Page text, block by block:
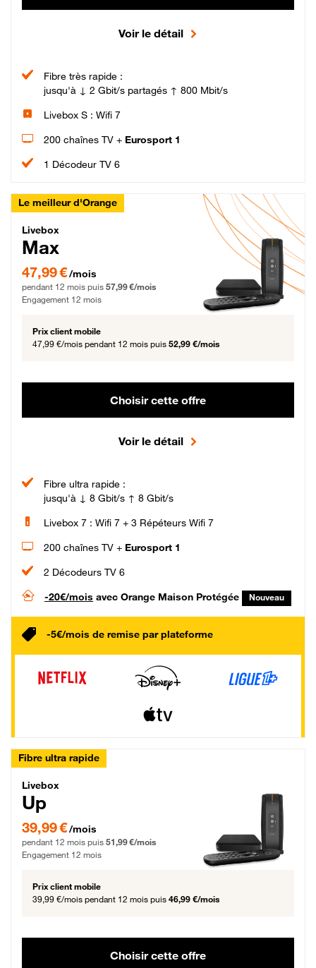
Voir le détail
Fibre très rapide :
jusqu'à ↓ 2 Gbit/s partagés ↑ 800 Mbit/s
Livebox S : Wifi 7
200 chaînes TV + Eurosport 1
1 Décodeur TV 6
Le meilleur d'Orange
Livebox Max Fibre
Livebox
Max
47,99 € par mois pendant 12 mois puis 57,99 € par mois, Engagement 12 mois
47,99 €/mois
pendant 12 mois puis 57,99 €/mois
Engagement 12 mois
Prix client mobile
47,99 €/mois pendant 12 mois puis 52,99 €/mois
Choisir cette offre
Voir le détail
Fibre ultra rapide :
jusqu'à ↓ 8 Gbit/s ↑ 8 Gbit/s
Livebox 7 : Wifi 7 + 3 Répéteurs Wifi 7
200 chaînes TV + Eurosport 1
2 Décodeurs TV 6
-20€/mois avec Orange Maison Protégée Nouveau
-5€/mois de remise par plateforme
Fibre ultra rapide
Livebox Up Fibre
Livebox
Up
39,99 € par mois pendant 12 mois puis 51,99 € par mois, Engagement 12 mois
39,99 €/mois
pendant 12 mois puis 51,99 €/mois
Engagement 12 mois
Prix client mobile
39,99 €/mois pendant 12 mois puis 46,99 €/mois
Choisir cette offre